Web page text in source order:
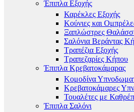
Έπιπλα Εξοχής
Καρέκλες Εξοχής
Κούνιες και
Ξαπλώστρες
Σαλόνια Βεράντας
Τραπέζια Εξοχής
Τραπεζαρίες Κήπου
Έπιπλα Κρεβατοκάμαρας
Κομοδίνα
Κρεβατοκάμαρες
Τουαλέτες με
Έπιπλα Σαλόνι